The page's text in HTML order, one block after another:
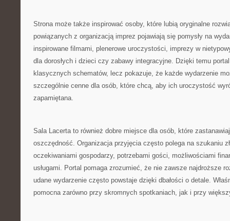
Strona może także inspirować osoby, które lubią oryginalne
powiązanych z organizacją imprez pojawiają się pomysły na
inspirowane filmami, plenerowe uroczystości, imprezy w
dla dorosłych i dzieci czy zabawy integracyjne. Dzięki temu
klasycznych schematów, lecz pokazuje, że każde wydarzenie
szczególnie cenne dla osób, które chcą, aby ich uroczystość
zapamiętana.
Sala Lacerta to również dobre miejsce dla osób, które
oszczędność. Organizacja przyjęcia często polega na szukaniu
oczekiwaniami gospodarzy, potrzebami gości, możliwościami
usługami. Portal pomaga zrozumieć, że nie zawsze najdroższe
udane wydarzenie często powstaje dzięki dbałości o detale.
pomocna zarówno przy skromnych spotkaniach, jak i przy